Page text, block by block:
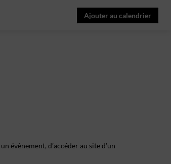
Ajouter au calendrier
évènement, d’accéder au site d’un